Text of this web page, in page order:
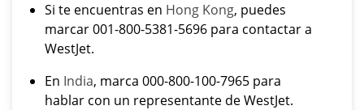
Si te encuentras en Hong Kong, puedes
marcar 001-800-5381-5696 para contactar a
WestJet.
En India, marca 000-800-100-7965 para
hablar con un representante de WestJet.